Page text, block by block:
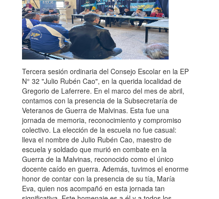
Tercera sesión ordinaria del Consejo Escolar en la EP
N° 32 "Julio Rubén Cao", en la querida localidad de
Gregorio de Laferrere. En el marco del mes de abril,
contamos con la presencia de la Subsecretaría de
Veteranos de Guerra de Malvinas. Esta fue una
jornada de memoria, reconocimiento y compromiso
colectivo. La elección de la escuela no fue casual:
lleva el nombre de Julio Rubén Cao, maestro de
escuela y soldado que murió en combate en la
Guerra de la Malvinas, reconocido como el único
docente caído en guerra. Además, tuvimos el enorme
honor de contar con la presencia de su tía, María
Eva, quien nos acompañó en esta jornada tan